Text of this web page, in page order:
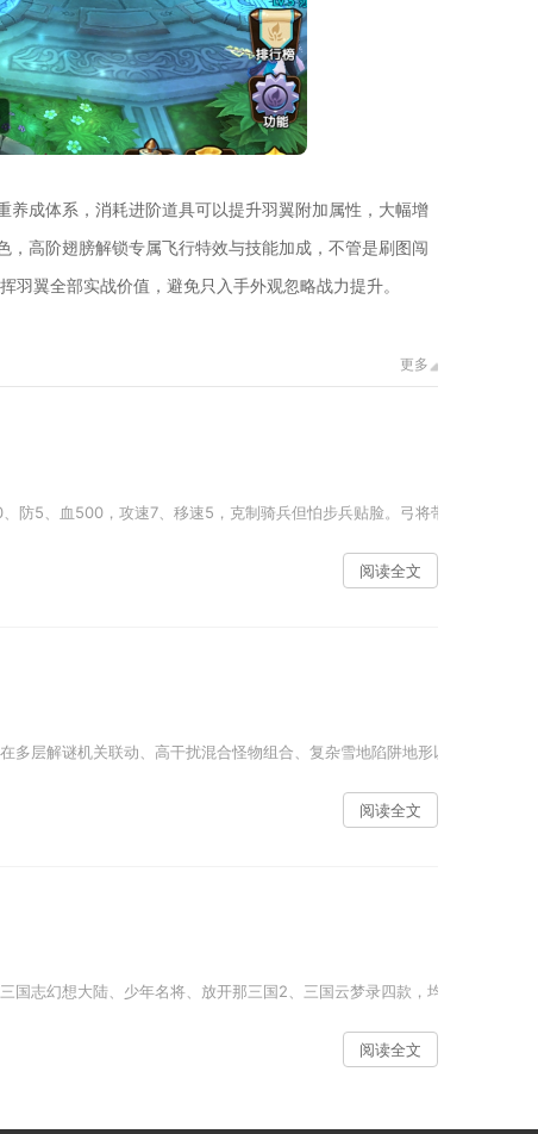
养成体系，消耗进阶道具可以提升羽翼附加属性，大幅增
高阶翅膀解锁专属飞行特效与技能加成，不管是刷图闯
翼全部实战价值，避免只入手外观忽略战力提升。
更多
防5、血500，攻速7、移速5，克制骑兵但怕步兵贴脸。弓将带强弩可触
阅读全文
多层解谜机关联动、高干扰混合怪物组合、复杂雪地陷阱地形以及关底
阅读全文
国志幻想大陆、少年名将、放开那三国2、三国云梦录四款，均具备高人气
阅读全文